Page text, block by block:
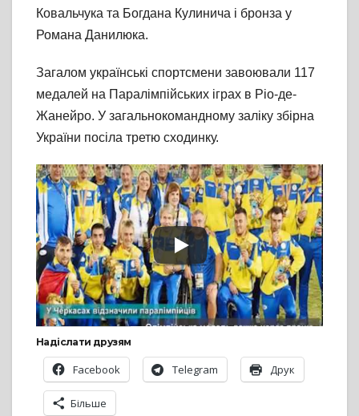
Ковальчука та Богдана Кулинича і бронза у
Романа Данилюка.
Загалом українські спортсмени завоювали 117
медалей на Паралімпійських іграх в Ріо-де-
Жанейро. У загальнокомандному заліку збірна
України посіла третю сходинку.
Надіслати друзям
Facebook Telegram Друк
Більше